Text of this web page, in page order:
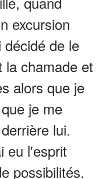
excursion
de le
chamade et
alors que je
je me
lui.
eu l'esprit
possibilités.